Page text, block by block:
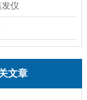
仪
文章